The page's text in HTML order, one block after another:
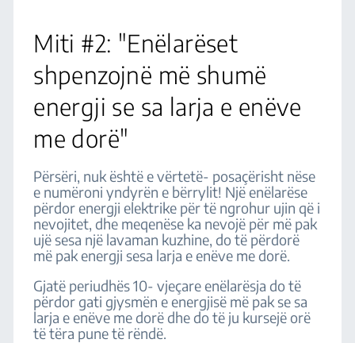
Miti #2: "Enëlarëset
shpenzojnë më shumë
energji se sa larja e enëve
me dorë"
Përsëri, nuk është e vërtetë- posaçërisht nëse
e numëroni yndyrën e bërrylit! Një enëlarëse
përdor energji elektrike për të ngrohur ujin që i
nevojitet, dhe meqenëse ka nevojë për më pak
ujë sesa një lavaman kuzhine, do të përdorë
më pak energji sesa larja e enëve me dorë.
Gjatë periudhës 10- vjeçare enëlarësja do të
përdor gati gjysmën e energjisë më pak se sa
larja e enëve me dorë dhe do të ju kursejë orë
të tëra pune të rëndë.